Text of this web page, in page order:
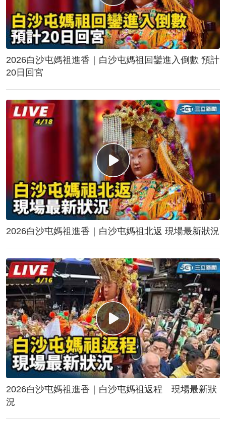
2026白沙屯媽祖進香｜白沙屯媽祖回鑾進入倒數 預計
20日回宮
2026白沙屯媽祖進香｜白沙屯媽祖北返 現場最新狀況
2026白沙屯媽祖進香｜白沙屯媽祖返程 現場最新狀
況